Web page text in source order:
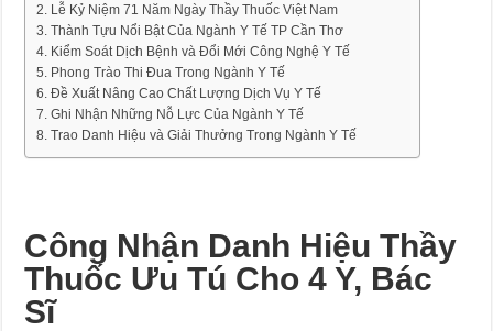
Lễ Kỷ Niệm 71 Năm Ngày Thầy Thuốc Việt Nam
Thành Tựu Nổi Bật Của Ngành Y Tế TP Cần Thơ
Kiểm Soát Dịch Bệnh và Đổi Mới Công Nghệ Y Tế
Phong Trào Thi Đua Trong Ngành Y Tế
Đề Xuất Nâng Cao Chất Lượng Dịch Vụ Y Tế
Ghi Nhận Những Nỗ Lực Của Ngành Y Tế
Trao Danh Hiệu và Giải Thưởng Trong Ngành Y Tế
Công Nhận Danh Hiệu Thầy
Thuốc Ưu Tú Cho 4 Y, Bác
Sĩ